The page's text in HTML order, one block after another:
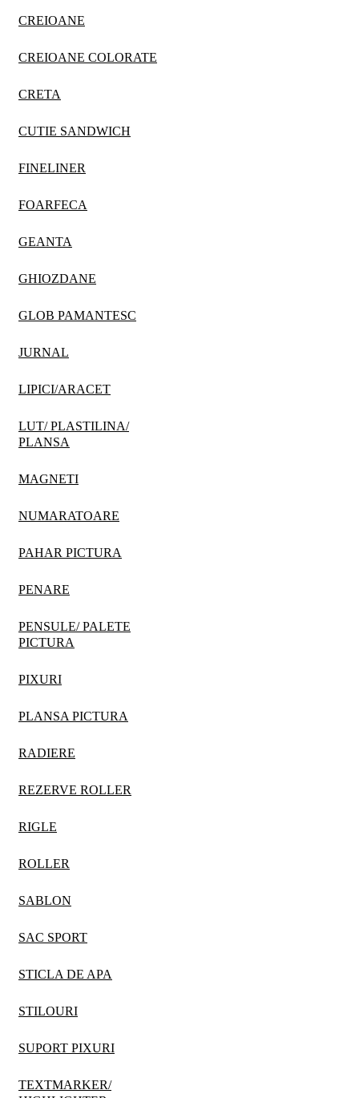
CREIOANE
CREIOANE COLORATE
CRETA
CUTIE SANDWICH
FINELINER
FOARFECA
GEANTA
GHIOZDANE
GLOB PAMANTESC
JURNAL
LIPICI/ARACET
LUT/ PLASTILINA/
PLANSA
MAGNETI
NUMARATOARE
PAHAR PICTURA
PENARE
PENSULE/ PALETE
PICTURA
PIXURI
PLANSA PICTURA
RADIERE
REZERVE ROLLER
RIGLE
ROLLER
SABLON
SAC SPORT
STICLA DE APA
STILOURI
SUPORT PIXURI
TEXTMARKER/